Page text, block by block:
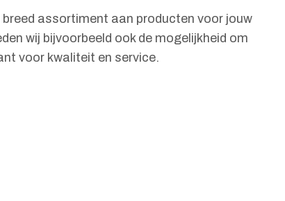
assortiment aan producten voor jouw
wij bijvoorbeeld ook de mogelijkheid om
voor kwaliteit en service.